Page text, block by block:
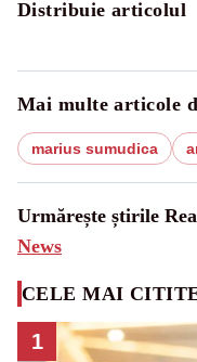
Distribuie articolul
Mai multe articole
marius sumudica
Urmărește știrile
News
CELE MAI
1